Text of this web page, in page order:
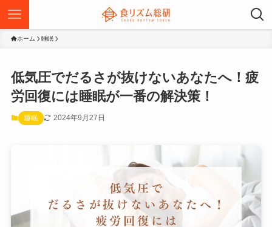
ホーム 睡眠
低気圧でだるさが抜けないあなたへ！疲
労回復には睡眠が一番の解決策！
睡眠 2024年9月27日